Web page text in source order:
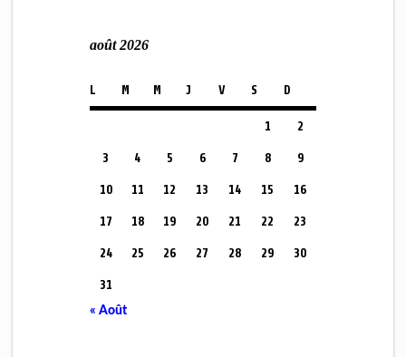
août 2026
L M M J V S D
1 2
3 4 5 6 7 8 9
10 11 12 13 14 15 16
17 18 19 20 21 22 23
24 25 26 27 28 29 30
31
« Août